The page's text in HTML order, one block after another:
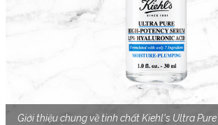
Giới thiệu chung về tinh chất Kiehl's Ultra Pure